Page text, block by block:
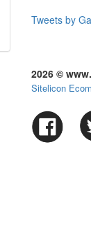
Tweets by
2026 ©
Sitelicon